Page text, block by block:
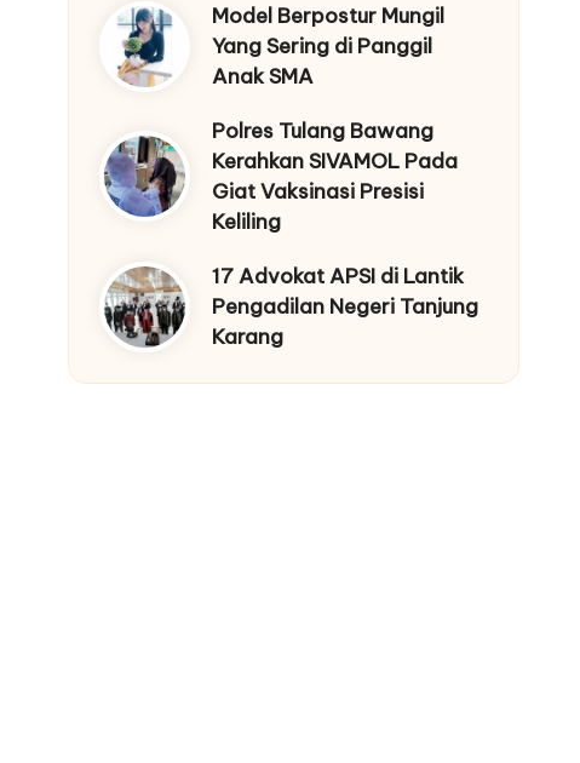
Model Berpostur Mungil
Yang Sering di Panggil
Anak SMA
Polres Tulang Bawang
Kerahkan SIVAMOL Pada
Giat Vaksinasi Presisi
Keliling
17 Advokat APSI di Lantik
Pengadilan Negeri Tanjung
Karang